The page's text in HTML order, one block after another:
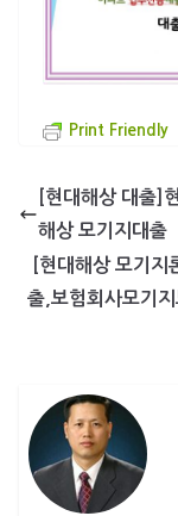
Print Friendly
[현대해상 대출]
해상 모기지대출
[현대해상 모기
출,보험회사모기